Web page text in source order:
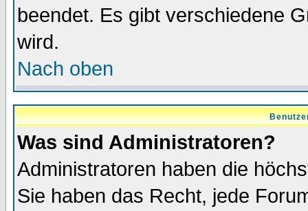
beendet. Es gibt verschiedene
wird.
Nach oben
Was sind Administratoren?
Administratoren haben die
Sie haben das Recht, jede